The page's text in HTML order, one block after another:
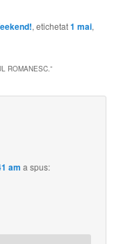
, etichetat1 mai,
ROMANESC.”
am a spus: